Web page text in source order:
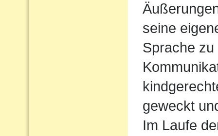
seine
Sprache
geweckt
Im Laufe